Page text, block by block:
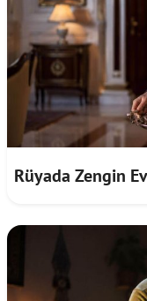
Rüyada Zengin